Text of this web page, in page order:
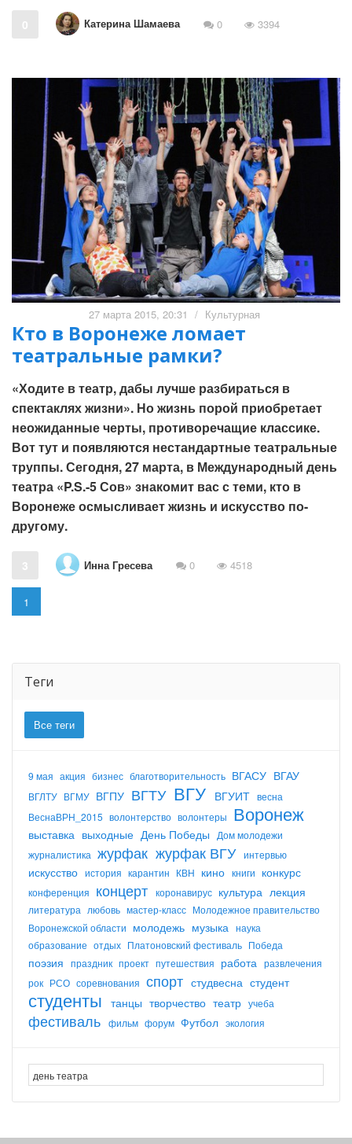
0 Катерина Шамаева 0 3394
27 марта 2015, 20:31 / Культурная
Кто в Воронеже ломает
театральные рамки?
«Ходите в театр, дабы лучше разбираться в
спектаклях жизни». Но жизнь порой приобретает
неожиданные черты, противоречащие классике.
Вот тут и появляются нестандартные театральные
труппы. Сегодня, 27 марта, в Международный день
театра «P.S.-5 Сов» знакомит вас с теми, кто в
Воронеже осмысливает жизнь и искусство по-
другому.
3 Инна Гресева 0 4518
1
Теги
Все теги
9 мая акция бизнес благотворительность ВГАСУ ВГАУ
ВГЛТУ ВГМУ ВГПУ ВГТУ ВГУ ВГУИТ весна
ВеснаВРН_2015 волонтерство волонтеры Воронеж
выставка выходные День Победы
Дом молодежи
журналистика журфак журфак ВГУ интервью
искусство история карантин КВН кино книги конкурс
конференция концерт коронавирус культура лекция
литература любовь мастер-класс Молодежное правительство
Воронежской области молодежь музыка наука
образование отдых Платоновский фестиваль Победа
поэзия праздник проект путешествия работа развлечения
рок РСО соревнования спорт студвесна студент
студенты танцы творчество театр учеба
фестиваль фильм форум Футбол экология